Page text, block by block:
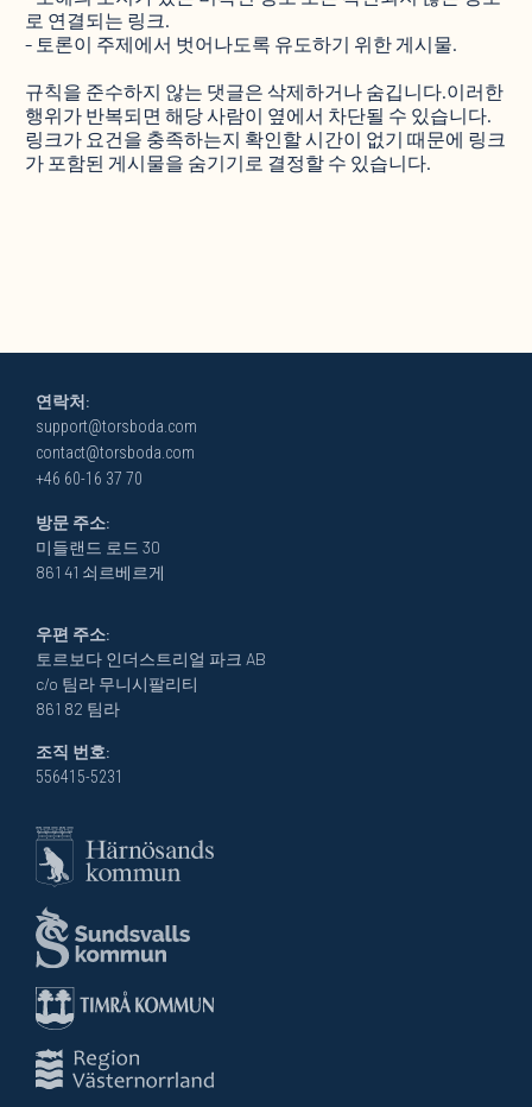
로 연결되는 링크.
- 토론이 주제에서 벗어나도록 유도하기 위한 게시물.
규칙을 준수하지 않는 댓글은 삭제하거나 숨깁니다.이러한
행위가 반복되면 해당 사람이 옆에서 차단될 수 있습니다.
링크가 요건을 충족하는지 확인할 시간이 없기 때문에 링크
가 포함된 게시물을 숨기기로 결정할 수 있습니다.
연락처:
support@torsboda.com
contact@torsboda.com
+46 60-16 37 70
방문 주소:
미들랜드 로드 30
861 41 쇠르베르게
우편 주소:
토르보다 인더스트리얼 파크 AB
c/o 팀라 무니시팔리티
861 82 팀라
조직 번호:
556415-5231